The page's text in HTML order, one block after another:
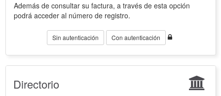
Además de consultar su factura, a través de esta opción
podrá acceder al número de registro.
Sin autenticación Con autenticación
Directorio